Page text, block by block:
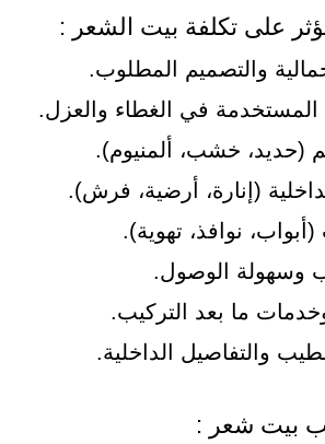
على تكلفة بيت الشعر :
بيت شعر :